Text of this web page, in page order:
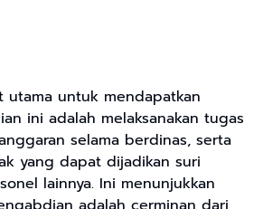
utama untuk mendapatkan
ini adalah melaksanakan tugas
selama berdinas, serta
yang dapat dijadikan suri
lainnya. Ini menunjukkan